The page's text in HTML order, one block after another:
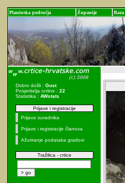
Planinska područja Županije
Dobro došli : Gost
Posjetitelja online : 22
Statistika : AWstats
Prijave i registracije
Prijava suradnika
Prijave i registracije članova
Ažuriranje podataka gradovi
Tražilica - crtice